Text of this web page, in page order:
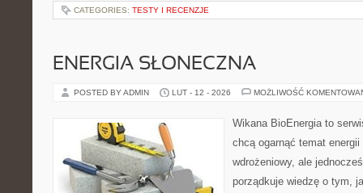
CATEGORIES: TESTY I RECENZJE
ENERGIA SŁONECZNA
POSTED BY ADMIN LUT - 12 - 2026 MOŻLIWOŚĆ
Wikana BioEnergia to
chcą ogarnąć temat
wdrożeniowy, ale
porządkuje wiedzę o tym,